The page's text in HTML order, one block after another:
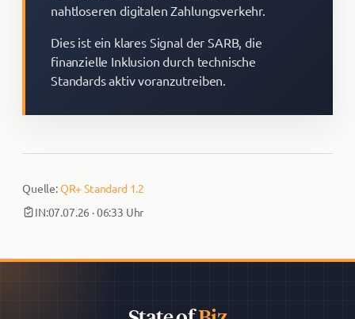
nahtloseren digitalen Zahlungsverkehr.
Dies ist ein klares Signal der SARB, die
finanzielle Inklusion durch technische
Standards aktiv voranzutreiben.
Quelle:QR+ Standard 1.2
IN:07.07.26 · 06:33 Uhr